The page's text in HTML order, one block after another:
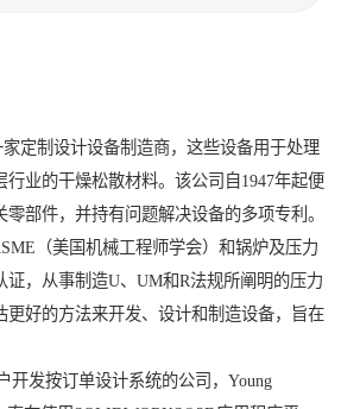
家定制设计设备制造商，这些设备用于处理
业的干燥松散材料。该公司自1947年起便
部件，并持有问题解决设备的多项专利。
（美国机械工程师学会）和锅炉及压力
证，从事制造U、UM和R法规所阐明的压力
更好的方法来开发、设计和制造设备，旨在
开发按订单设计系统的公司，Young